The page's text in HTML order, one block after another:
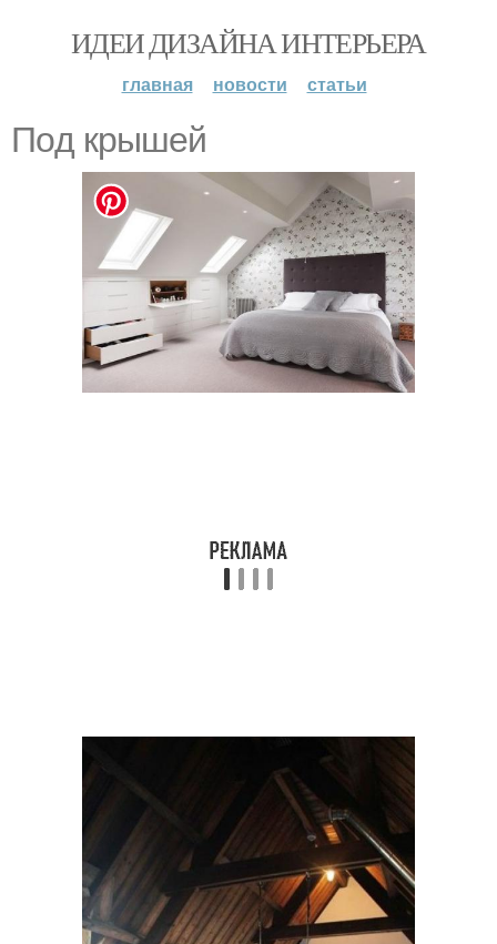
ИДЕИ ДИЗАЙНА ИНТЕРЬЕРА
главная новости статьи
Пoд крышeй